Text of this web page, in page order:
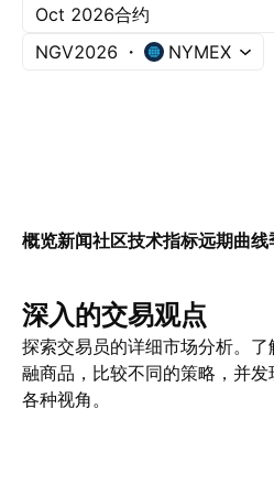
Oct 2026合约
NGV2026
NYMEX
概览新闻社区技术指标远期曲线
深入的交易观点
探索交易员的详细市场分析。
融商品，比较不同的策略，并
各种视角。